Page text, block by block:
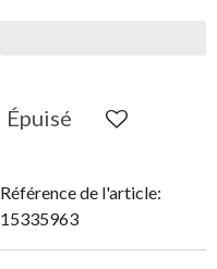
Épuisé
Référence de l'article:
15335963